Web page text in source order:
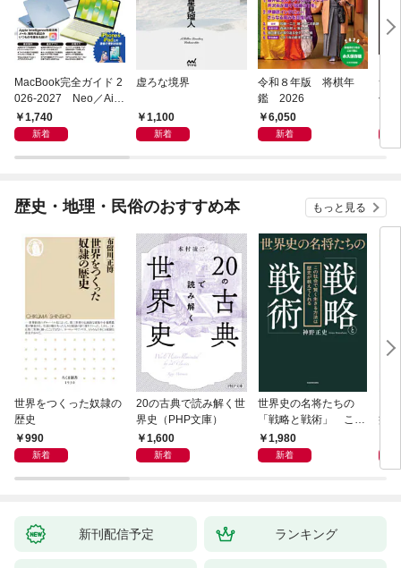
MacBook完全ガイド 2
026-2027 Neo／Air
／Pro対応
1,740
新着
虚ろな境界
1,100
新着
令和８年版 将棋年
鑑 2026
6,050
新着
つ
像
歴史・地理・民俗のおすすめ本 もっと見る
世界をつくった奴隷の
歴史
990
新着
20の古典で読み解く世
界史（PHP文庫）
1,600
新着
世界史の名将たちの
「戦略と戦術」 この
社会で賢く生きる方法
は歴史が教えてくれる
1,980
新着
痛
新刊配信予定 ランキング